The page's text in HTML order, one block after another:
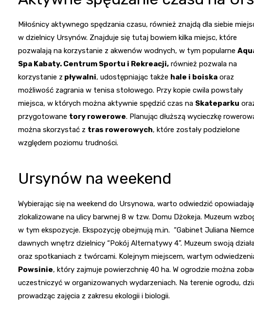
Miłośnicy aktywnego spędzania czasu, również znajdą dla siebie
w dzielnicy Ursynów. Znajduje się tutaj bowiem kilka miejsc, które
pozwalają na korzystanie z akwenów wodnych, w tym popularne
Spa Kabaty. Centrum Sportu i Rekreacji, również pozwala na
korzystanie z pływalni, udostępniając także hale i boiska oraz
możliwość zagrania w tenisa stołowego. Przy kopie cwila powstały
miejsca, w których można aktywnie spędzić czas na Skateparku
przygotowane tory rowerowe. Planując dłuższą wycieczkę
można skorzystać z tras rowerowych, które zostały podzielone
względem poziomu trudności.
Ursynów na weekend
Wybierając się na weekend do Ursynowa, warto odwiedzić
zlokalizowane na ulicy barwnej 8 w tzw. Domu Dżokeja. Muzeum
w tym ekspozycje. Ekspozycję obejmują m.in. “Gabinet Juliana
dawnych wnętrz dzielnicy “Pokój Alternatywy 4”. Muzeum swoją
oraz spotkaniach z twórcami. Kolejnym miejscem, wartym
Powsinie, który zajmuje powierzchnię 40 ha. W ogrodzie można
uczestniczyć w organizowanych wydarzeniach. Na terenie ogrodu,
prowadząc zajęcia z zakresu ekologii i biologii.